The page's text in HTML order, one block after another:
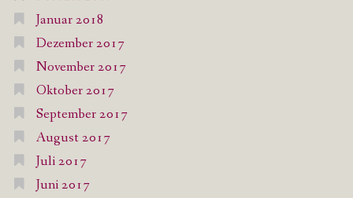
Januar 2018
Dezember 2017
November 2017
Oktober 2017
September 2017
August 2017
Juli 2017
Juni 2017